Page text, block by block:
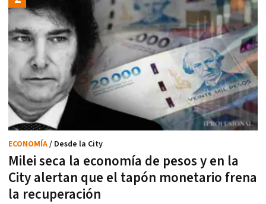
Milei seca la economía de pesos y en la
City alertan que el tapón monetario frena
la recuperación
ECONOMÍA/ Desde la City